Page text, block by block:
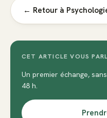
← Retour à
CET ARTICLE VOUS
Un premier échange,
48 h.